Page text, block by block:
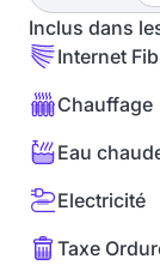
Inclus dans
Internet
Chauffage
Eau
Electricité
Taxe